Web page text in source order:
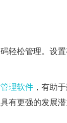
轻松管理。设
理软件 ，有助
有更强的发展